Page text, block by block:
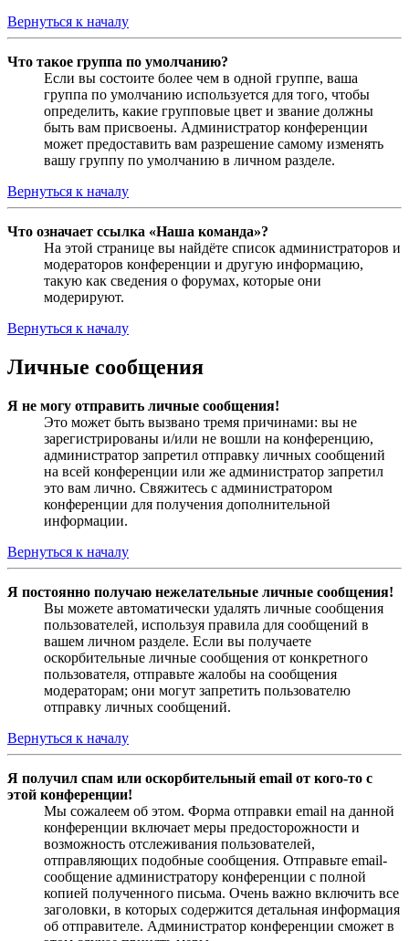
Вернуться к началу
Что такое группа по умолчанию?
Если вы состоите более чем в одной группе, ваша
группа по умолчанию используется для того, чтобы
определить, какие групповые цвет и звание должны
быть вам присвоены. Администратор конференции
может предоставить вам разрешение самому изменять
вашу группу по умолчанию в личном разделе.
Вернуться к началу
Что означает ссылка «Наша команда»?
На этой странице вы найдёте список администраторов и
модераторов конференции и другую информацию,
такую как сведения о форумах, которые они
модерируют.
Вернуться к началу
Личные сообщения
Я не могу отправить личные сообщения!
Это может быть вызвано тремя причинами: вы не
зарегистрированы и/или не вошли на конференцию,
администратор запретил отправку личных сообщений
на всей конференции или же администратор запретил
это вам лично. Свяжитесь с администратором
конференции для получения дополнительной
информации.
Вернуться к началу
Я постоянно получаю нежелательные личные сообщения!
Вы можете автоматически удалять личные сообщения
пользователей, используя правила для сообщений в
вашем личном разделе. Если вы получаете
оскорбительные личные сообщения от конкретного
пользователя, отправьте жалобы на сообщения
модераторам; они могут запретить пользователю
отправку личных сообщений.
Вернуться к началу
Я получил спам или оскорбительный email от кого-то с
этой конференции!
Мы сожалеем об этом. Форма отправки email на данной
конференции включает меры предосторожности и
возможность отслеживания пользователей,
отправляющих подобные сообщения. Отправьте email-
сообщение администратору конференции с полной
копией полученного письма. Очень важно включить все
заголовки, в которых содержится детальная информация
об отправителе. Администратор конференции сможет в